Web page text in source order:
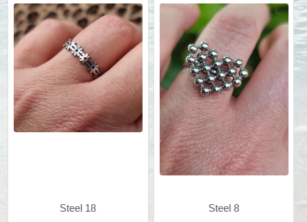
Steel 18 Steel 8